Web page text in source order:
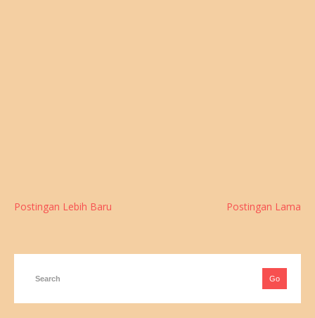
Postingan Lebih Baru Postingan Lama